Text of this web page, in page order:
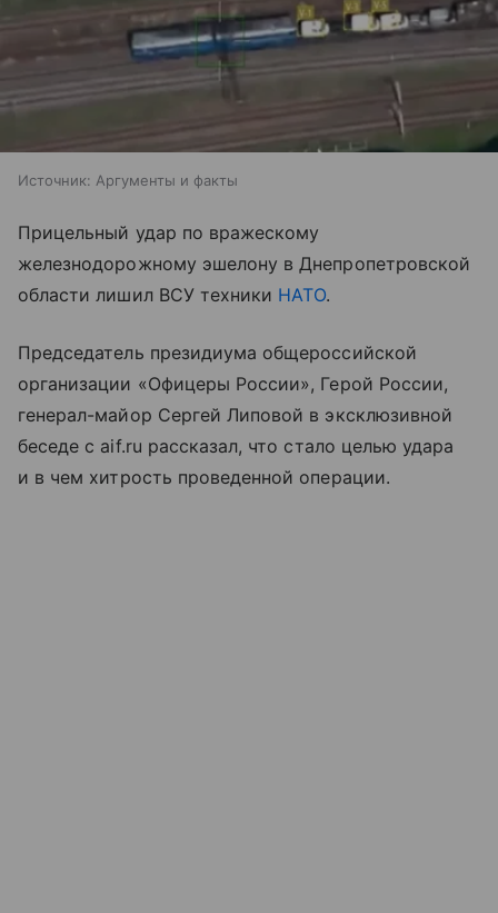
Источник: Аргументы и факты
Прицельный удар по вражескому
железнодорожному эшелону в Днепропетровской
области лишил ВСУ техники НАТО.
Председатель президиума общероссийской
организации «Офицеры России», Герой России,
генерал-майор Сергей Липовой в эксклюзивной
беседе с aif.ru рассказал, что стало целью удара
и в чем хитрость проведенной операции.